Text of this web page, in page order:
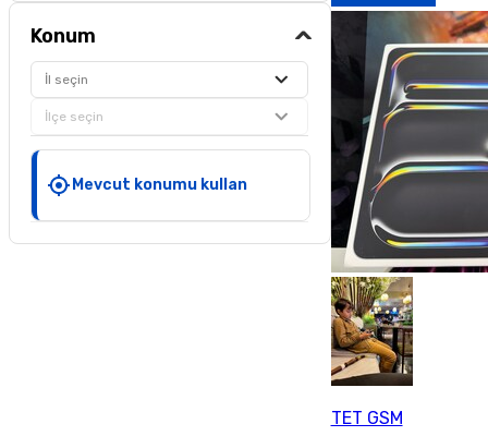
Konum
İl seçin
İlçe seçin
Mevcut konumu kullan
TET GSM